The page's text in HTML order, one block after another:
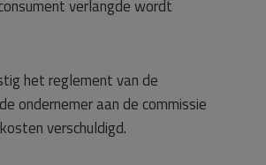
verlangde wordt
het reglement van de
ondernemer aan de commissie
verschuldigd.